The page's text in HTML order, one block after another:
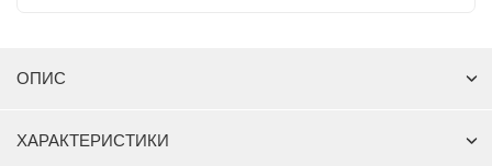
ОПИС
ХАРАКТЕРИСТИКИ